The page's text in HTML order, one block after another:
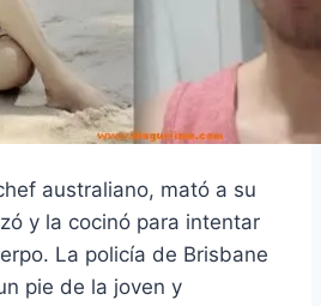
australiano, mató a su
y la cocinó para intentar
La policía de Brisbane
pie de la joven y